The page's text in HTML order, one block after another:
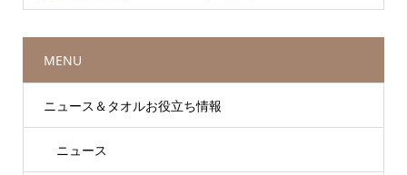
MENU
ニュース＆タオルお役立ち情報
ニュース